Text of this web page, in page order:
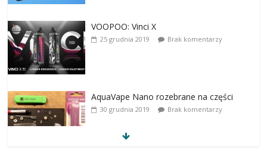
VOOPOO: Vinci X
25 grudnia 2019 Brak komentarzy
AquaVape Nano rozebrane na części
30 grudnia 2019 Brak komentarzy